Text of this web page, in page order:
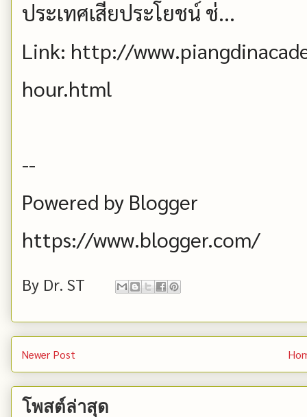
ประเทศเสียประโยชน์ ช่...
Link: http://
hour.html
--
Powered by Blogger
https://www.blogger.com/
By Dr. ST
Newer Post
โพสต์ล่าสุด